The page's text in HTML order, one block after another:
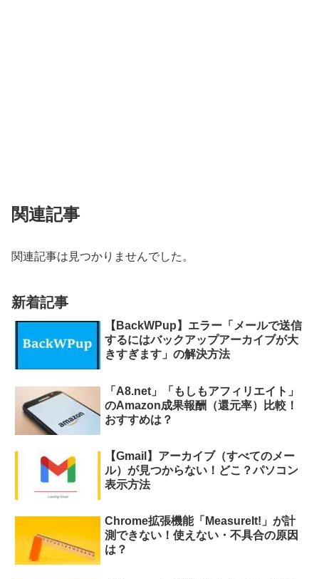
関連記事
関連記事は見つかりませんでした。
新着記事
【BackWPup】エラー「メールで送信
するにはバックアップアーカイブが大
きすぎます」の解決方法
「A8.net」「もしもアフィリエイト」
のAmazon成果報酬（還元率）比較！
おすすめは？
【Gmail】アーカイブ（すべてのメー
ル）が見つからない！どこ？パソコン
表示方法
Chrome拡張機能「MeasureIt!」が計
測できない！使えない・不具合の原因
は？